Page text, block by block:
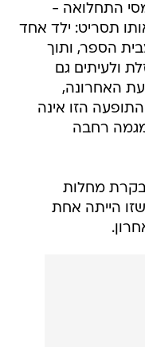
התחלואה -
תסריט: ילד אחד
הספר, ותוך
ולעיתים גם
האחרונה,
התופעה הזו אינה
מגמה רחבה
מחלות
הייתה אחת